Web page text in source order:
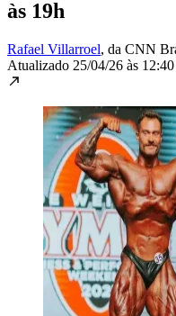
às 19h
Rafael Villarroel, da CNN
Atualizado 25/04/26 às 12:40